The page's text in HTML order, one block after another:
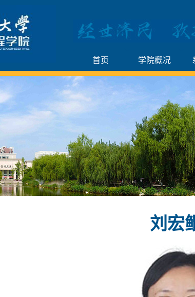
首页 学院概况
刘宏